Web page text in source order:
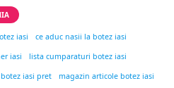
iasi
ce aduc nasii la botez iasi
iasi
lista cumparaturi botez iasi
iasi pret
magazin articole botez iasi